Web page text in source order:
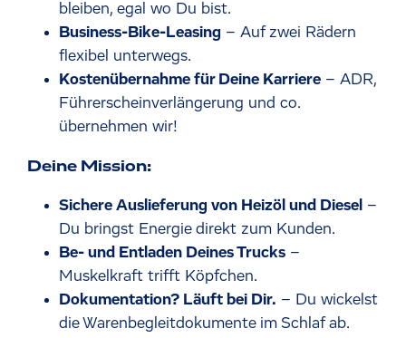
bleiben, egal wo Du bist.
Business-Bike-Leasing – Auf zwei Rädern
flexibel unterwegs.
Kostenübernahme für Deine Karriere – ADR,
Führerscheinverlängerung und co.
übernehmen wir!
Deine Mission:
Sichere Auslieferung von Heizöl und Diesel –
Du bringst Energie direkt zum Kunden.
Be- und Entladen Deines Trucks –
Muskelkraft trifft Köpfchen.
Dokumentation? Läuft bei Dir. – Du wickelst
die Warenbegleitdokumente im Schlaf ab.